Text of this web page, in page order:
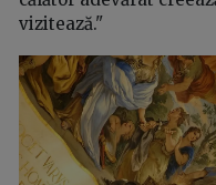
vizitează."